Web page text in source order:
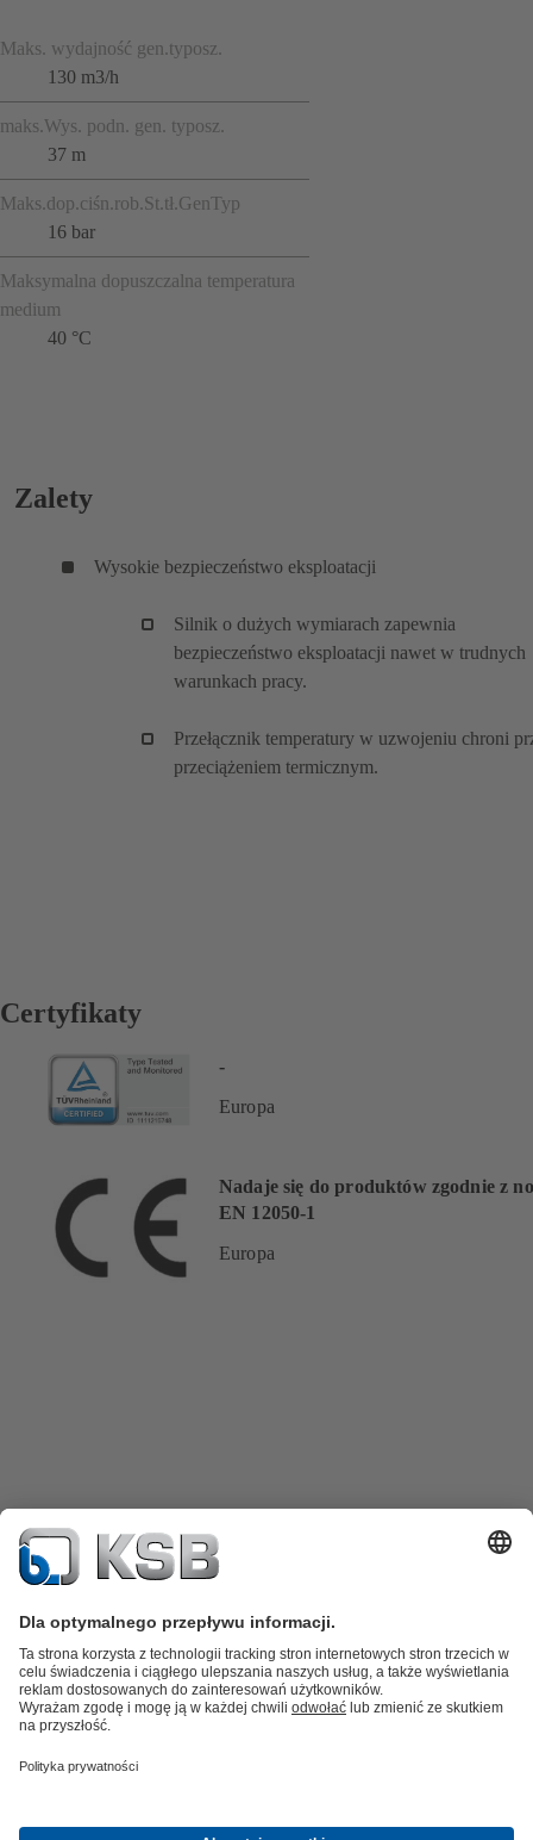
Maks. wydajność gen.typosz.
130 m3/h
maks.Wys. podn. gen. typosz.
37 m
Maks.dop.ciśn.rob.St.tł.GenTyp
16 bar
Maksymalna dopuszczalna temperatura
medium
40 °C
Zalety
Wysokie bezpieczeństwo eksploatacji
Silnik o dużych wymiarach zapewnia
bezpieczeństwo eksploatacji nawet w trudnych
warunkach pracy.
Przełącznik temperatury w uzwojeniu chroni
przeciążeniem termicznym.
Certyfikaty
-
Europa
Nadaje się do produktów zgodnie z
EN 12050-1
Europa
Katalog produktów